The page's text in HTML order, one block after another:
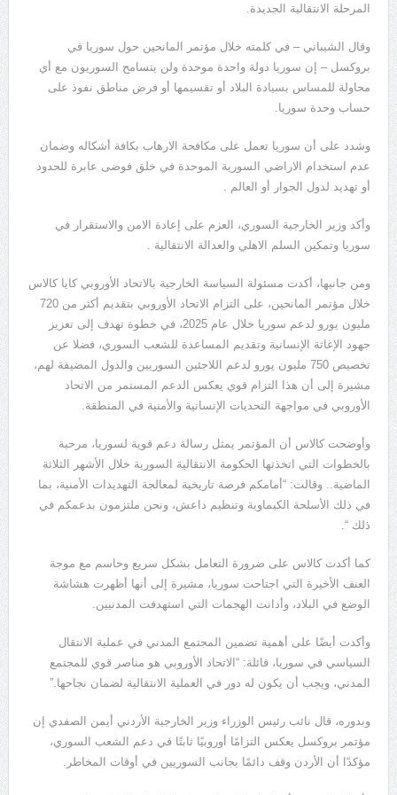
المرحلة الانتقالية الجديدة.
وقال الشيباني – في كلمته خلال مؤتمر المانحين حول سوريا في
بروكسل – إن سوريا دولة واحدة موحدة ولن يتسامح السوريون مع أي
محاولة للمساس بسيادة البلاد أو تقسيمها أو فرض مناطق نفوذ على
حساب وحدة سوريا.
وشدد على أن سوريا تعمل على مكافحة الارهاب بكافة أشكاله وضمان
عدم استخدام الاراضي السورية الموحدة في خلق فوضى عابرة للحدود
أو تهديد لدول الجوار أو العالم .
وأكد وزير الخارجية السوري، العزم على إعادة الامن والاستقرار في
سوريا وتمكين السلم الاهلي والعدالة الانتقالية .
ومن جانبها، أكدت مسئولة السياسة الخارجية بالاتحاد الأوروبي كايا كالاس
خلال مؤتمر المانحين، على التزام الاتحاد الأوروبي بتقديم أكثر من 720
مليون يورو لدعم سوريا خلال عام 2025، في خطوة تهدف إلى تعزيز
جهود الإغاثة الإنسانية وتقديم المساعدة للشعب السوري، فضلا عن
تخصيص 750 مليون يورو لدعم اللاجئين السوريين والدول المضيفة لهم،
مشيرة إلى أن هذا التزام قوي يعكس الدعم المستمر من الاتحاد
الأوروبي في مواجهة التحديات الإنسانية والأمنية في المنطقة.
وأوضحت كالاس أن المؤتمر يمثل رسالة دعم قوية لسوريا، مرحبة
بالخطوات التي اتخذتها الحكومة الانتقالية السورية خلال الأشهر الثلاثة
الماضية.. وقالت: “أمامكم فرصة تاريخية لمعالجة التهديدات الأمنية، بما
في ذلك الأسلحة الكيماوية وتنظيم داعش، ونحن ملتزمون بدعمكم في
ذلك “.
كما أكدت كالاس على ضرورة التعامل بشكل سريع وحاسم مع موجة
العنف الأخيرة التي اجتاحت سوريا، مشيرة إلى أنها أظهرت هشاشة
الوضع في البلاد، وأدانت الهجمات التي استهدفت المدنيين.
وأكدت أيضًا على أهمية تضمين المجتمع المدني في عملية الانتقال
السياسي في سوريا، قائلة: “الاتحاد الأوروبي هو مناصر قوي للمجتمع
المدني، ويجب أن يكون له دور في العملية الانتقالية لضمان نجاحها.”
وبدوره، قال نائب رئيس الوزراء وزير الخارجية الأردني أيمن الصفدي إن
مؤتمر بروكسل يعكس التزامًا أوروبيًا ثابتًا في دعم الشعب السوري،
مؤكدًا أن الأردن وقف دائمًا بجانب السوريين في أوقات المخاطر.